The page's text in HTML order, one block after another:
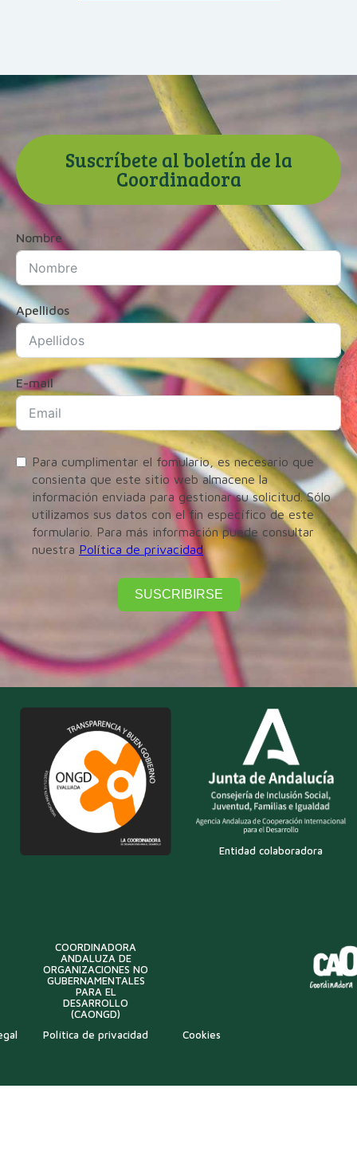
Suscríbete al boletín de la
Coordinadora
Nombre
Apellidos
E-mail
Para cumplimentar el fomulario, es necesario que
consienta que este sitio web almacene la
información enviada para gestionar su solicitud. Sólo
utilizamos sus datos con el fin específico de este
formulario. Para más información puede consultar
nuestra Política de privacidad
SUSCRIBIRSE
Entidad colaboradora
COORDINADORA
ANDALUZA DE
ORGANIZACIONES NO
GUBERNAMENTALES
PARA EL
DESARROLLO
(CAONGD)
Política de privacidad Cookies